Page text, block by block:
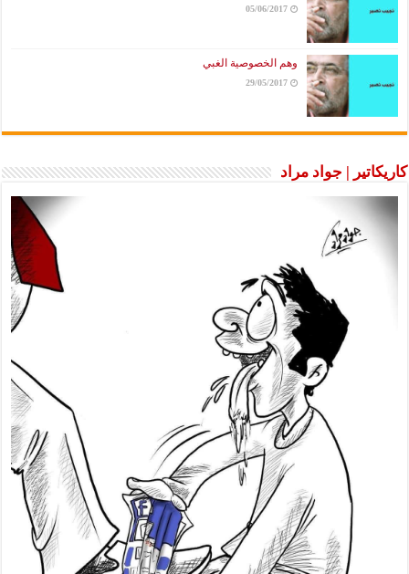
05/06/2017
وهم الخصوصية الغبي
29/05/2017
كاريكاتير | جواد مراد